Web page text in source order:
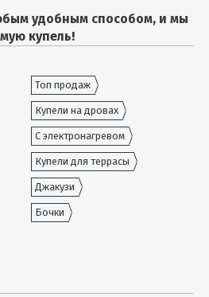
удобным способом, и мы
купель!
Топ продаж
Купели на дровах
С электронагревом
Купели для террасы
Джакузи
Бочки